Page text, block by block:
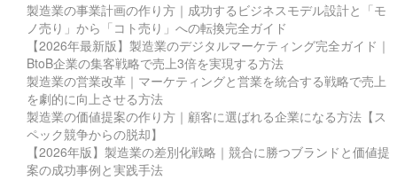
製造業の事業計画の作り方｜成功するビジネスモデル設計と「モ
ノ売り」から「コト売り」への転換完全ガイド
【2026年最新版】製造業のデジタルマーケティング完全ガイド｜
BtoB企業の集客戦略で売上3倍を実現する方法
製造業の営業改革｜マーケティングと営業を統合する戦略で売上
を劇的に向上させる方法
製造業の価値提案の作り方｜顧客に選ばれる企業になる方法【ス
ペック競争からの脱却】
【2026年版】製造業の差別化戦略｜競合に勝つブランドと価値提
案の成功事例と実践手法